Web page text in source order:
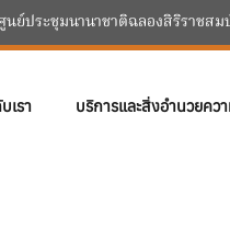
นย์ประชุมนานาชาติฉลองสิริราชส
เรา บริการและสิ่งอำนวยคว